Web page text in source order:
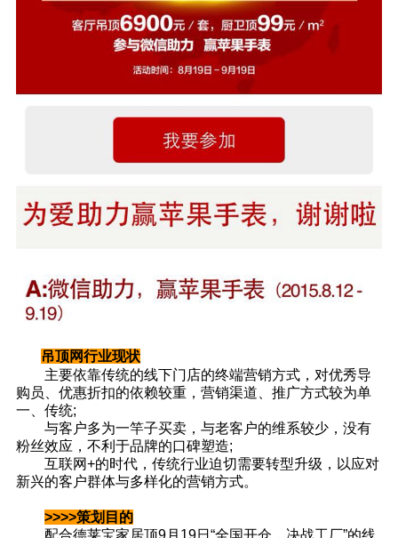
吊顶网行业现状
主要依靠传统的线下门店的终端营销方式，对优秀导
购员、优惠折扣的依赖较重，营销渠道、推广方式较为单
一、传统;
与客户多为一竿子买卖，与老客户的维系较少，没有
粉丝效应，不利于品牌的口碑塑造;
互联网+的时代，传统行业迫切需要转型升级，以应对
新兴的客户群体与多样化的营销方式。
>>>>策划目的